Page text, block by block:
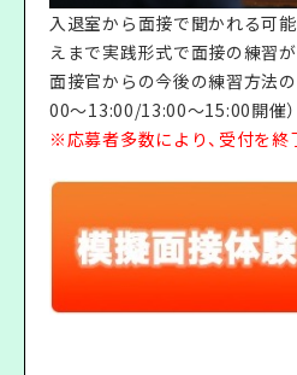
入退室から面接で聞かれる可
えまで実践形式で面接の練習が
面接官からの今後の練習方法の
00〜13:00/13:00〜15:00開催）
※応募者多数により、受付を終